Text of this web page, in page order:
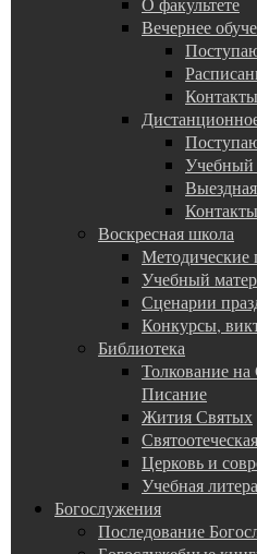
Вечернее
Контакты
Контакты
Воскресная школа
Методические
Учебный
Сценарии
Конкурсы,
Библиотека
Толкование
Писание
Жития Святых
Церковь и
Учебная
Богослужения
Последование